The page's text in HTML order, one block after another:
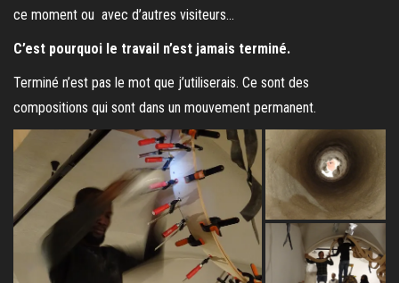
ce moment ou avec d’autres visiteurs…
C’est pourquoi le travail n’est jamais terminé.
Terminé n’est pas le mot que j’utiliserais. Ce sont des
compositions qui sont dans un mouvement permanent.